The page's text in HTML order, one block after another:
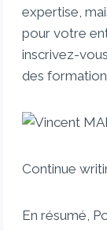
expertise,
pour votre
inscrivez-
des
Continue
En résumé,